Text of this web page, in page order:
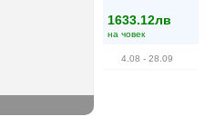
1633.12лв
на човек
4.08 - 28.09